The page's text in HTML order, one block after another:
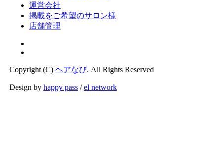
運営会社
掲載をご希望のサロン様
店舗管理
Copyright (C) ヘアなび. All Rights Reserved
Design by happy pass/el network